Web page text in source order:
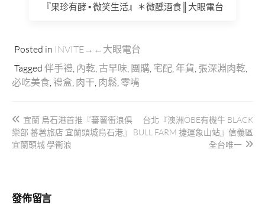
『果珍有酵 ▪ 微笑生活』＊微醺酒食║大眼電台
Posted in INVITE→←大眼電台
Tagged 伴手禮 內乾 古早味 團購 宅配 年貨 張深淵肉乾
必吃美食 禮盒 肉干 肉鬆 零嘴
文
章
導
宜蘭 烏石港首推『蕃薯衝浪俱
樂部 蕃薯旅店 宜蘭頭城烏石港』
宜蘭頭城 學衝浪
台北『澳洲OBE有機牛 BLACK
BULL FARM 捷運象山站』信義區
全台唯一
發佈留言